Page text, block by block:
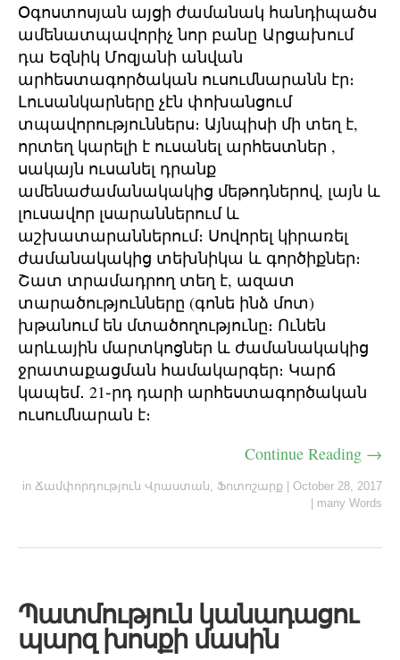
Օգոստոսյան այցի ժամանակ հանդիպածս
ամենատպավորիչ նոր բանը Արցախում
դա Եզնիկ Մոզյանի անվան
արհեստագործական ուսումնարանն էր։
Լուսանկարները չէն փոխանցում
տպավորություններս։ Այնպիսի մի տեղ է,
որտեղ կարելի է ուսանել արհեստներ ,
սակայն ուսանել դրանք
ամենաժամանակակից մեթոդներով, լայն և
լուսավոր լսարաններում և
աշխատարաններում։ Սովորել կիրառել
ժամանակակից տեխնիկա և գործիքներ։
Շատ տրամադրող տեղ է, ազատ
տարածությունները (գոնե ինձ մոտ)
խթանում են մտածողությունը։ Ունեն
արևային մարտկոցներ և ժամանակակից
ջրատաքացման համակարգեր։ Կարճ
կապեմ․ 21֊րդ դարի արհեստագործական
ուսումնարան է։
Continue Reading →
in Ճամփորդություն Վրաստան, Ֆոտոշարք
October 28, 2017
many Words
Պատմություն կանադացու
պարզ խոսքի մասին